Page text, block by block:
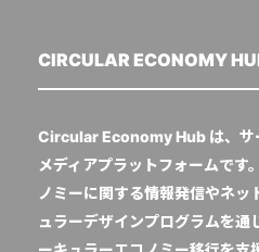
CIRCULAR ECONOMY
Circular Economy Hub は、サ
メディアプラットフォームです
ノミーに関する情報発信やネッ
ュラーデザインプログラムを通